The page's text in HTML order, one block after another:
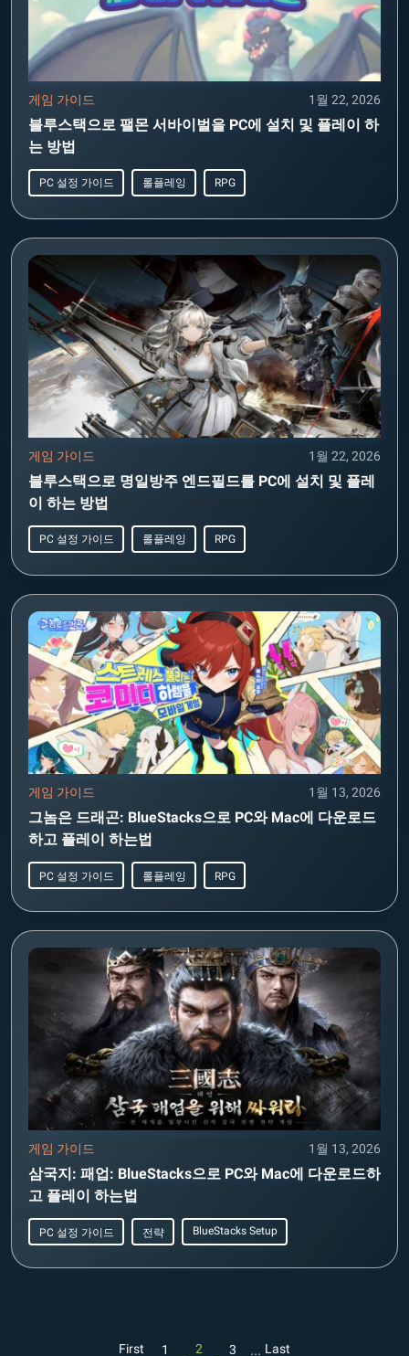
게임 가이드 1월 22, 2026
블루스택으로 팰몬 서바이벌을 PC에 설치 및 플레이 하
는 방법
PC 설정 가이드 롤플레잉 RPG
게임 가이드 1월 22, 2026
블루스택으로 명일방주 엔드필드를 PC에 설치 및 플레
이 하는 방법
PC 설정 가이드 롤플레잉 RPG
게임 가이드 1월 13, 2026
그놈은 드래곤: BlueStacks으로 PC와 Mac에 다운로드
하고 플레이 하는법
PC 설정 가이드 롤플레잉 RPG
게임 가이드 1월 13, 2026
삼국지: 패업: BlueStacks으로 PC와 Mac에 다운로드하
고 플레이 하는법
PC 설정 가이드 전략 BlueStacks Setup
First 1 2 3 ... Last